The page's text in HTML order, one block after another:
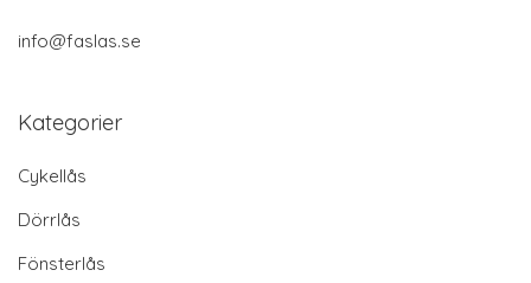
info@faslas.se
Kategorier
Cykellås
Dörrlås
Fönsterlås